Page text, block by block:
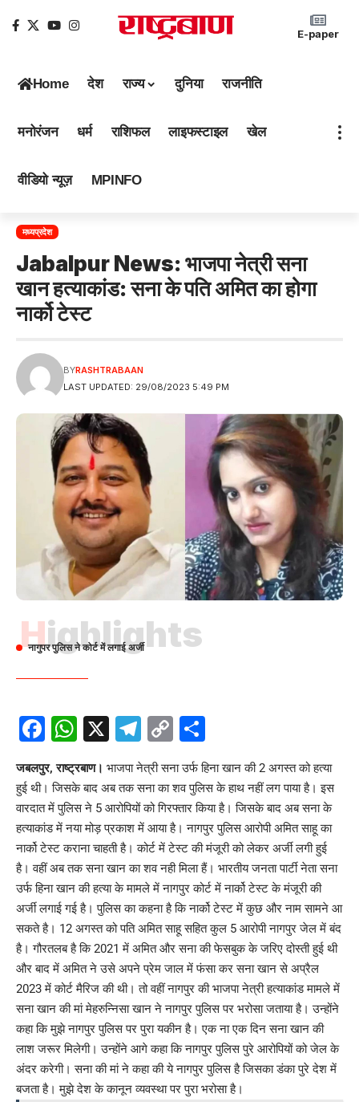
E-paper
Home देश राज्य दुनिया राजनीति
मनोरंजन धर्म राशिफल लाइफस्टाइल खेल
वीडियो न्यूज़ MPINFO
मध्यप्रदेश
Jabalpur News: भाजपा नेत्री सना
खान हत्याकांड: सना के पति अमित का होगा
नार्को टेस्ट
LAST UPDATED: 29/08/2023 5:49 PM
BYRASHTRABAAN
Highlights
नागुपर पुलिस ने कोर्ट में लगाई अर्जी
Facebook
WhatsApp
X Telegram
Copy
Link
जबलपुर, राष्ट्रबाण। भाजपा नेत्री सना उर्फ हिना खान की 2 अगस्त को हत्या
हुई थी। जिसके बाद अब तक सना का शव पुलिस के हाथ नहीं लग पाया है। इस
वारदात में पुलिस ने 5 आरोपियों को गिरफ्तार किया है। जिसके बाद अब सना के
हत्याकांड में नया मोड़ प्रकाश में आया है। नागपुर पुलिस आरोपी अमित साहू का
नार्को टेस्ट कराना चाहती है। कोर्ट में टेस्ट की मंजूरी को लेकर अर्जी लगी हुई
है। वहीं अब तक सना खान का शव नही मिला हैं। भारतीय जनता पार्टी नेता सना
उर्फ हिना खान की हत्या के मामले में नागपुर कोर्ट में नार्को टेस्ट के मंजूरी की
अर्जी लगाई गई है। पुलिस का कहना है कि नार्को टेस्ट में कुछ और नाम सामने आ
सकते है। 12 अगस्त को पति अमित साहू सहित कुल 5 आरोपी नागपुर जेल में बंद
है। गौरतलब है कि 2021 में अमित और सना की फेसबुक के जरिए दोस्ती हुई थी
और बाद में अमित ने उसे अपने प्रेम जाल में फंसा कर सना खान से अप्रैल
2023 में कोर्ट मैरिज की थी। तो वहीं नागपुर की भाजपा नेत्री हत्याकांड मामले में
सना खान की मां मेहरुन्निसा खान ने नागपुर पुलिस पर भरोसा जताया है। उन्होंने
कहा कि मुझे नागपुर पुलिस पर पुरा यकीन है। एक ना एक दिन सना खान की
लाश जरूर मिलेगी। उन्होंने आगे कहा कि नागपुर पुलिस पुरे आरोपियों को जेल के
अंदर करेगी। सना की मां ने कहा की ये नागपुर पुलिस है जिसका डंका पुरे देश में
बजता है। मुझे देश के कानून व्यवस्था पर पुरा भरोसा है।